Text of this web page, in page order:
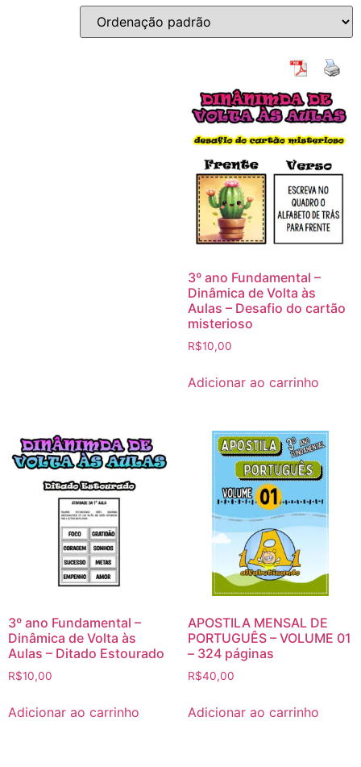
3º ano Fundamental –
Dinâmica de Volta às
Aulas – Desafio do cartão
misterioso
R$10,00
Adicionar ao carrinho
3º ano Fundamental –
Dinâmica de Volta às
Aulas – Ditado Estourado
R$10,00
Adicionar ao carrinho
APOSTILA MENSAL DE
PORTUGUÊS – VOLUME 01
– 324 páginas
R$40,00
Adicionar ao carrinho